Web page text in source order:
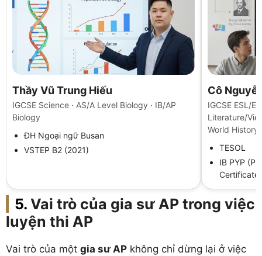
Thầy Vũ Trung Hiếu
IGCSE Science · AS/A Level Biology · IB/AP
Biology
ĐH Ngoại ngữ Busan
VSTEP B2 (2021)
Cô
IGCSE ESL/
Literature/
World History,
TESOL
IB PYP
Certificate
Vai trò của gia sư AP trong việc
luyện thi AP
Vai trò của một gia sư AP không chỉ dừng lại ở việc